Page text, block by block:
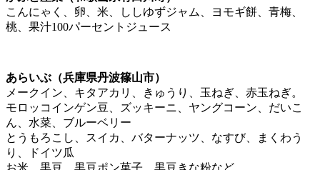
こんにゃく、卵、米、ししゆずジャム、ヨモギ餅、青梅、
桃、果汁100パーセントジュース
あらいぶ（兵庫県丹波篠山市）
メークイン、キタアカリ、きゅうり、玉ねぎ、赤玉ねぎ。
モロッコインゲン豆、ズッキーニ、ヤングコーン、だいこ
ん、水菜、ブルーベリー
とうもろこし、スイカ、バターナッツ、なすび、まくわう
り、ドイツ瓜
お米、黒豆、黒豆ポン菓子、黒豆きな粉など